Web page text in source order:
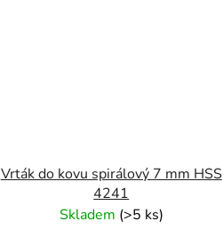
Vrták do kovu spirálový 7 mm HSS
4241
Skladem (>5 ks)